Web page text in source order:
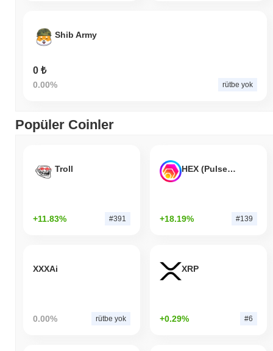
Shib Army
0 ₺
0.00% rütbe yok
Popüler Coinler
Troll
+11.83% #391
HEX (Pulsechain)
+18.19% #139
XXXAi
0.00% rütbe yok
XRP
+0.29% #6